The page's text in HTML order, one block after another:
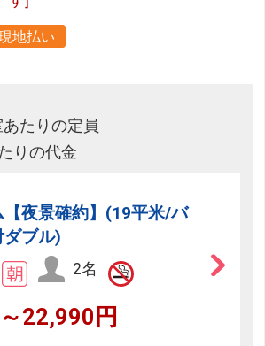
地払い
たりの定員
りの代金
【夜景確約】(19平米/バ
ブル)
2名
22,990円